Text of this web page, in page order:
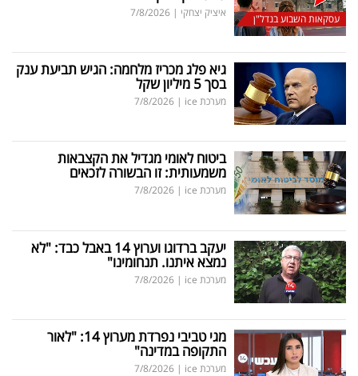
עסקאות השבוע בנדל"ן איציק יצחקי |
7/8/2026
גיא פלג מכריז מלחמה: הגיש תביעת ענק
בסך 5 מיליון שקל
מערכת ice |
7/8/2026
ביטוח לאומי מגדיל את הקצבאות
משמעותית: זו הבשורה לזכאים
מערכת ice |
7/8/2026
יעקב ברדוגו וערוץ 14 באבל כבד: "לא
נמצא איתנו. תנחומינו"
מערכת ice |
7/8/2026
מגי טביבי נפרדת מערוץ 14: "לאור
התקופה במדינה"
מערכת ice |
7/8/2026